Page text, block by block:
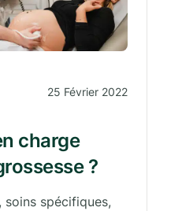
25 Février 2022
charge
?
soins spécifiques,